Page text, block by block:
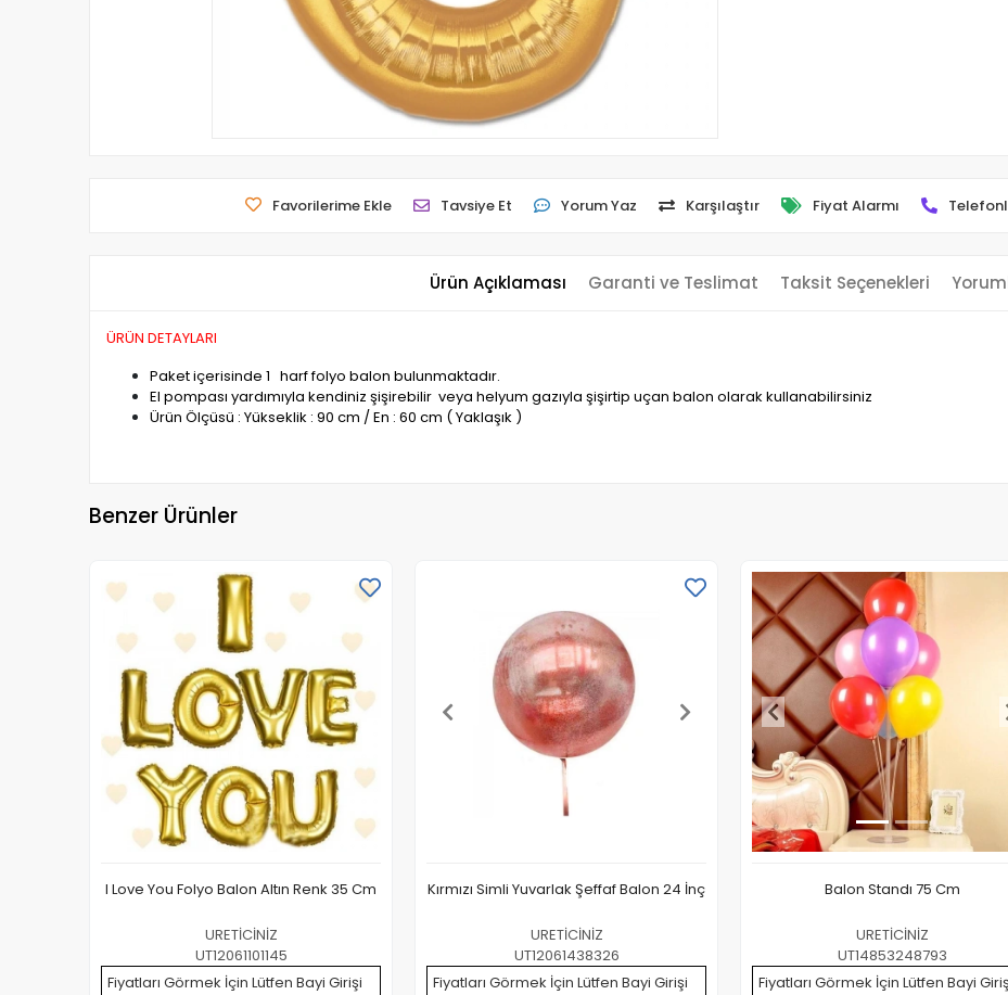
Favorilerime Ekle Tavsiye Et Yorum Yaz Karşılaştır Fiyat Alarmı
Ürün Açıklaması Garanti ve Teslimat Taksit Seçenekleri
ÜRÜN DETAYLARI
Paket içerisinde 1 harf folyo balon bulunmaktadır.
El pompası yardımıyla kendiniz şişirebilir veya helyum gazıyla şişirtip uçan balon olarak kullanabilirsiniz
Ürün Ölçüsü : Yükseklik : 90 cm / En : 60 cm ( Yaklaşık )
Benzer Ürünler
I Love You Folyo Balon Altın Renk 35 Cm
URETİCİNİZ
UT12061101145
Fiyatları Görmek İçin Lütfen Bayi Girişi
Kırmızı Simli Yuvarlak Şeffaf Balon 24 İnç
URETİCİNİZ
UT12061438326
Fiyatları Görmek İçin Lütfen Bayi Girişi
Balon Standı 75 Cm
URETİCİNİZ
UT14853248793
Fiyatları Görmek İçin Lütfen Bayi